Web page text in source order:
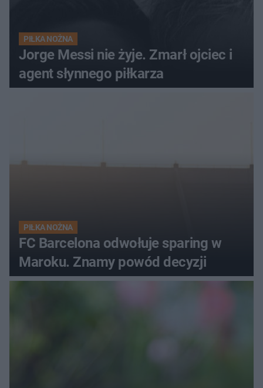
PIŁKA NOŻNA
Jorge Messi nie żyje. Zmarł ojciec i
agent słynnego piłkarza
PIŁKA NOŻNA
FC Barcelona odwołuje sparing w
Maroku. Znamy powód decyzji